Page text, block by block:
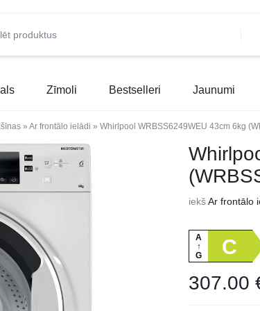
Zīmoli Bestselleri Jaunumi
» Ar frontālo ielādi » Whirlpool WRBSS6249WEU 43cm 6kg
iekšAr frontālo
A
↑
G
C
307.00